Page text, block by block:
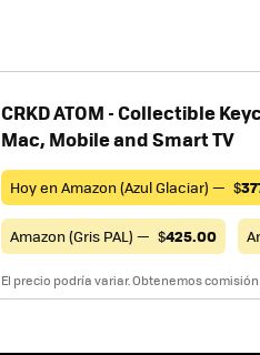
CRKD ATOM - Collectible
Mac, Mobile and Smart TV
Hoy en Amazon (Azul Glaciar) — $
Amazon (Gris PAL) — $425.00
El precio podría variar. Obtenemos